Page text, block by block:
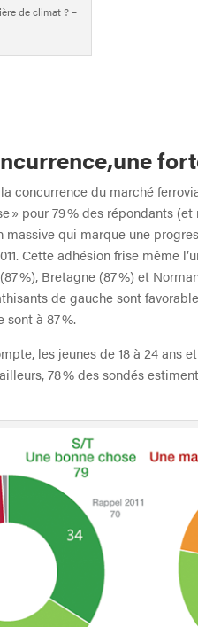
de climat ? –
concurrence du marché
» pour 79 % des répondants
massive qui marque une
Cette adhésion frise même
%), Bretagne (87 %) et
de gauche sont
à 87 %.
les jeunes de 18 à 24 ans
78 % des sondés